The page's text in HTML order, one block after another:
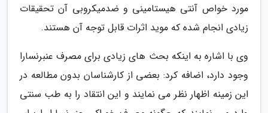
مورد خواص آنتی هیستامینی و ضدمیکروبی آن تحقیقات
زیادی انجام شده که موید اثرات قابل توجه آن هستند.
وی با اشاره به اینکه بحث های زیادی برای مصرف عنبرنسارا
وجود دارد، اضافه کرد: بعضی از کارشناسان بدون مطالعه در
این زمینه اظهار نظر می نمایند و این انتقاد را به طب سنتی